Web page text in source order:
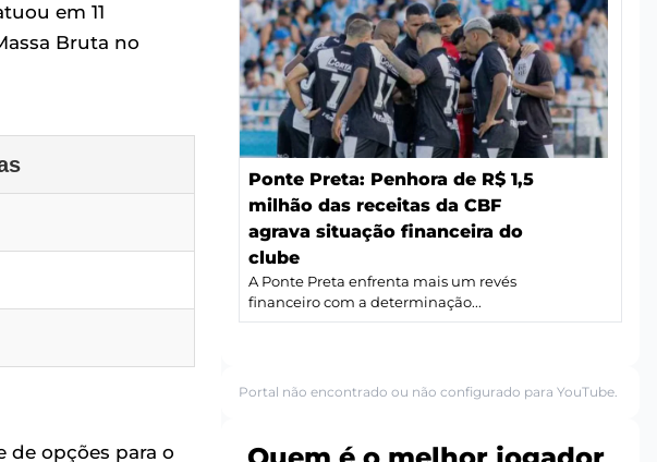
em 11
Bruta no
de opções para o
Ponte Preta: Penhora de R$ 1,5
milhão das receitas da CBF
agrava situação financeira do
clube
A Ponte Preta enfrenta mais um revés
financeiro com a determinação...
Portal não encontrado ou não configurado para YouTube.